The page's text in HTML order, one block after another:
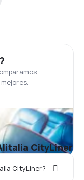
CityLiner
CityLiner?